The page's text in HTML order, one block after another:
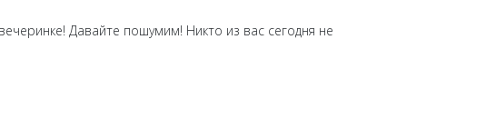
Давайте пошумим! Никто из вас сегодня не